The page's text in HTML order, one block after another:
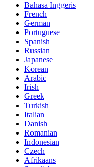
Bahasa Inggeris
French
German
Portuguese
Spanish
Russian
Japanese
Korean
Arabic
Irish
Greek
Turkish
Italian
Danish
Romanian
Indonesian
Czech
Afrikaans